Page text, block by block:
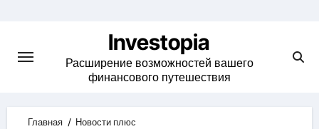
content
Investopia
Расширение возможностей вашего
финансового путешествия
Главная
Новости плюс